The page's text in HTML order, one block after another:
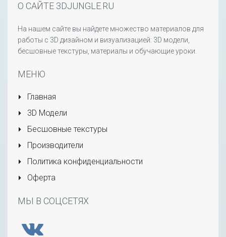
О САЙТЕ 3DJUNGLE.RU
На нашем сайте вы найдете множество материалов для
работы с 3D дизайном и визуализацией: 3D модели,
бесшовные текстуры, материалы и обучающие уроки.
МЕНЮ
Главная
3D Модели
Бесшовные текстуры
Производители
Политика конфиденциальности
Оферта
МЫ В СОЦСЕТЯХ